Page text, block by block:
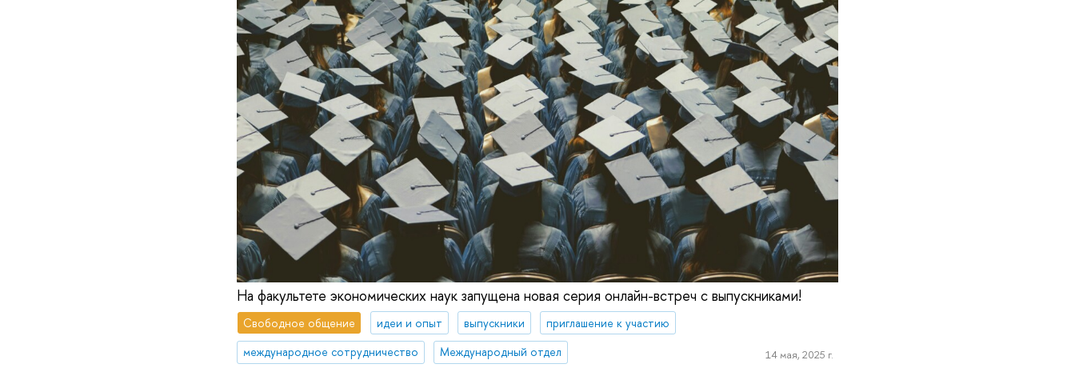
На факультете экономических наук запущена новая серия онлайн-встреч с выпускниками!
Свободное общение идеи и опыт выпускники
приглашение к участию
международное сотрудничество
Международный отдел 14 мая, 2025 г.